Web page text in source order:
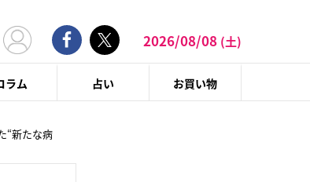
2026/08/08 (土)
ラム 占い お買い物
“新たな病